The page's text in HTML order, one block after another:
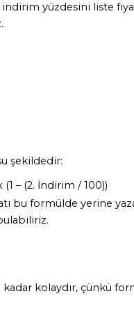
yüzdesini liste
şekildedir:
– (2. İndirim / 100))
bu formülde yerine
kolaydır, çünkü